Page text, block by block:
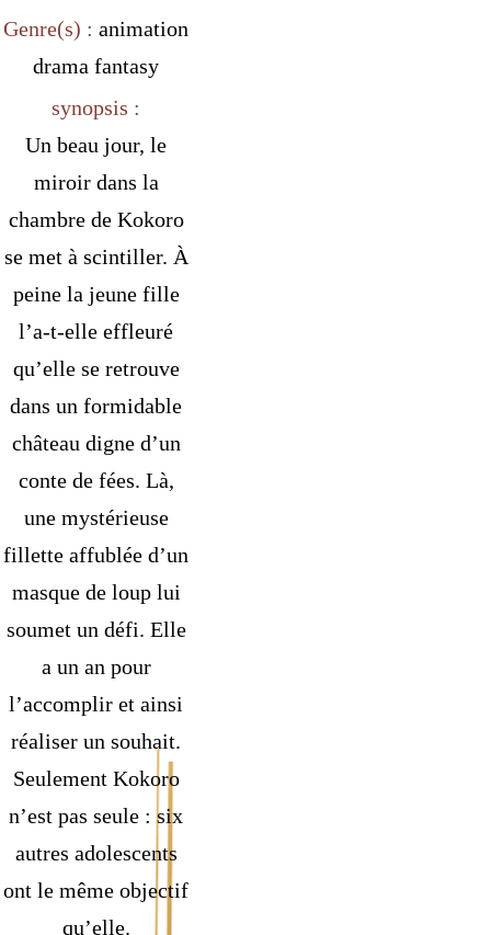
Genre(s) :animation
drama fantasy
synopsis :
Un beau jour, le
miroir dans la
chambre de Kokoro
se met à scintiller. À
peine la jeune fille
l’a-t-elle effleuré
qu’elle se retrouve
dans un formidable
château digne d’un
conte de fées. Là,
une mystérieuse
fillette affublée d’un
masque de loup lui
soumet un défi. Elle
a un an pour
l’accomplir et ainsi
réaliser un souhait.
Seulement Kokoro
n’est pas seule : six
autres adolescents
ont le même objectif
qu’elle.